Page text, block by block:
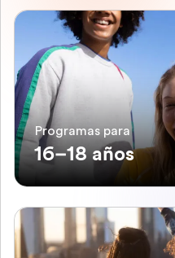
Programas para
16–18 años